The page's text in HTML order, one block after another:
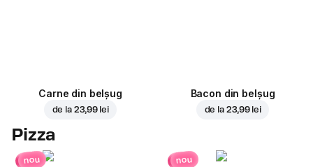
Carne din belșug
de la 23,99 lei
Bacon din belșug
de la 23,99 lei
Pizza
nou nou